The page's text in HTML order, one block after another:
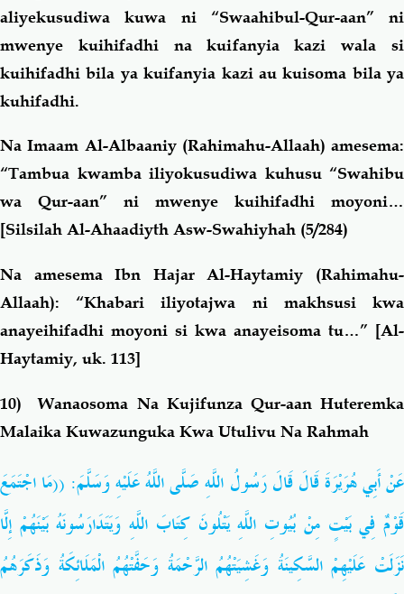
aliyekusudiwa kuwa ni “Swaahibul-Qur-aan” ni
mwenye kuihifadhi na kuifanyia kazi wala si
kuihifadhi bila ya kuifanyia kazi au kuisoma bila ya
kuhifadhi.
Na Imaam Al-Albaaniy (Rahimahu-Allaah) amesema:
“Tambua kwamba iliyokusudiwa kuhusu “Swahibu
wa Qur-aan” ni mwenye kuihifadhi moyoni…
[Silsilah Al-Ahaadiyth Asw-Swahiyhah (5/284)
Na amesema Ibn Hajar Al-Haytamiy (Rahimahu-
Allaah): “Khabari iliyotajwa ni makhsusi kwa
anayeihifadhi moyoni si kwa anayeisoma tu…” [Al-
Haytamiy, uk. 113]
10) Wanaosoma Na Kujifunza Qur-aan Huteremka
Malaika Kuwazunguka Kwa Utulivu Na Rahmah
عَنْ أَبِي هُرَيْرَةَ قَالَ قَالَ رَسُولُ اللَّهِ صَلَّى اللَّهُ عَلَيْهِ وَسَلَّمَ: ((مَا اجْتَمَعَ
قَوْمٌ فِي بَيْتٍ مِنْ بُيُوتِ اللَّهِ يَتْلُونَ كِتَابَ اللَّهِ وَيَتَدَارَسُونَهُ بَيْنَهُمْ إِلَّا
نَزَلَتْ عَلَيْهِمْ السَّكِينَةُ وَغَشِيَتْهُمُ الرَّحْمَةُ وَحَفَّتْهُمُ الْمَلَائِكَةُ وَذَكَرَهُمُ